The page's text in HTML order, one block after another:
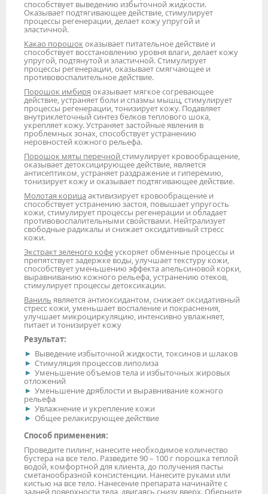
способствует выведению избыточной жидкости.
Оказывает подтягивающее действие, стимулирует
процессы регенерации, делает кожу упругой и
эластичной.
Какао порошококазывает питательное действие и
способствует восстановлению уровня влаги, делает кожу
упругой, подтянутой и эластичной. Стимулирует
процессы регенерации, оказывает смягчающее и
противовоспалительное действие.
Порошок имбиря оказывает мягкое согревающее
действие, устраняет боли и спазмы мышц, стимулирует
процессы регенерации, тонизирует кожу. Подавляет
внутриклеточный синтез белков теплового шока,
укрепляет кожу. Устраняет застойные явления в
проблемных зонах, способствует устранению
неровностей кожного рельефа.
Порошок мяты перечной стимулирует кровообращение,
оказывает детоксицирующее действие, является
антисептиком, устраняет раздражение и гиперемию,
тонизирует кожу и оказывает подтягивающее действие.
Молотая корица активизирует кровообращение и
способствует устранению застоя, повышает упругость
кожи, стимулирует процессы регенерации и обладает
противовоспалительными свойствами. Нейтрализует
свободные радикалы и снижает оксидативный стресс
кожи.
Экстракт зеленого кофеускоряет обменные процессы и
препятствует задержке воды, улучшает текстуру кожи,
способствует уменьшению эффекта апельсиновой корки,
выравниванию кожного рельефа, устранению отеков,
стимулирует процессы детоксикации.
Ваниль является антиоксидантом, снижает оксидативный
стресс кожи, уменьшает воспаление и покраснения,
улучшает микроциркуляцию, интенсивно увлажняет,
питает и тонизирует кожу
Результат:
Выведение избыточной жидкости, токсинов и шлаков
Стимуляция процессов липолиза
Уменьшение объемов тела и избыточных жировых
отложений
Уменьшение дряблости и выравнивание кожного
рельефа
Увлажнение и укрепление кожи
Общее релакисрующее действие
Способ применения:
Проведите пилинг, нанесите необходимое количество
бустера на все тело. Разведите 90 – 100 г порошка теплой
водой, комфортной для клиента, до получения пасты
сметанообразной консистенции. Нанесите руками или
кистью на все тело. Нанесение препарата начинайте с
задней поверхности тела, двигаясь снизу вверх. Оберните